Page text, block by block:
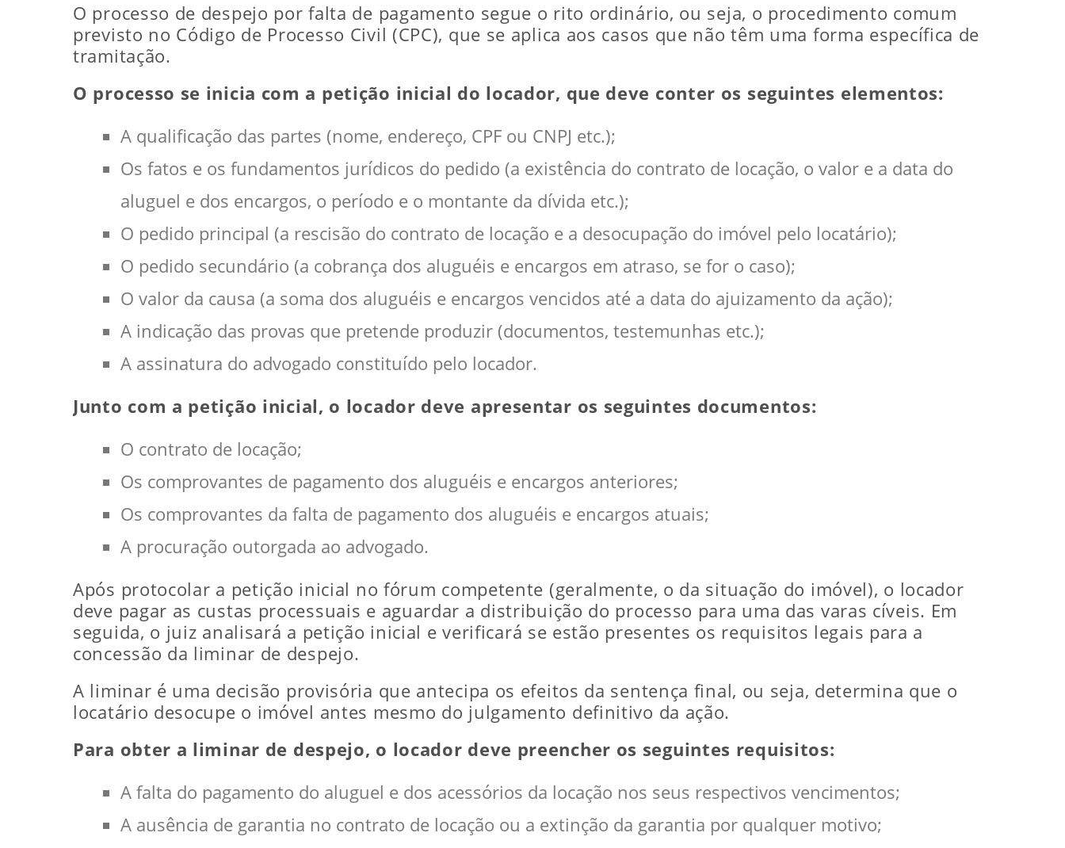
O processo de despejo por falta de pagamento segue o rito ordinário, ou seja, o procedimento comum
previsto no Código de Processo Civil (CPC), que se aplica aos casos que não têm uma forma específica de
tramitação.
O processo se inicia com a petição inicial do locador, que deve conter os seguintes elementos:
A qualificação das partes (nome, endereço, CPF ou CNPJ etc.);
Os fatos e os fundamentos jurídicos do pedido (a existência do contrato de locação, o valor e a data do
aluguel e dos encargos, o período e o montante da dívida etc.);
O pedido principal (a rescisão do contrato de locação e a desocupação do imóvel pelo locatário);
O pedido secundário (a cobrança dos aluguéis e encargos em atraso, se for o caso);
O valor da causa (a soma dos aluguéis e encargos vencidos até a data do ajuizamento da ação);
A indicação das provas que pretende produzir (documentos, testemunhas etc.);
A assinatura do advogado constituído pelo locador.
Junto com a petição inicial, o locador deve apresentar os seguintes documentos:
O contrato de locação;
Os comprovantes de pagamento dos aluguéis e encargos anteriores;
Os comprovantes da falta de pagamento dos aluguéis e encargos atuais;
A procuração outorgada ao advogado.
Após protocolar a petição inicial no fórum competente (geralmente, o da situação do imóvel), o locador
deve pagar as custas processuais e aguardar a distribuição do processo para uma das varas cíveis. Em
seguida, o juiz analisará a petição inicial e verificará se estão presentes os requisitos legais para a
concessão da liminar de despejo.
A liminar é uma decisão provisória que antecipa os efeitos da sentença final, ou seja, determina que o
locatário desocupe o imóvel antes mesmo do julgamento definitivo da ação.
Para obter a liminar de despejo, o locador deve preencher os seguintes requisitos:
A falta do pagamento do aluguel e dos acessórios da locação nos seus respectivos vencimentos;
A ausência de garantia no contrato de locação ou a extinção da garantia por qualquer motivo;